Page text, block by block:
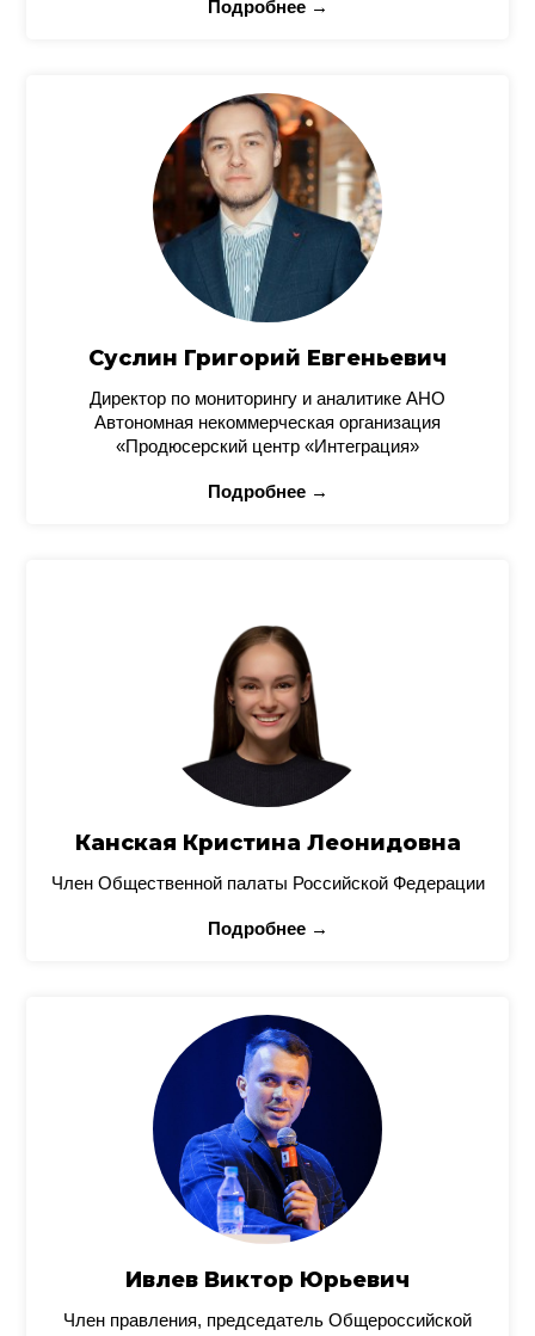
Подробнее →
Суслин Григорий Евгеньевич
Директор по мониторингу и аналитике АНО
Автономная некоммерческая организация
«Продюсерский центр «Интеграция»
Подробнее →
Канская Кристина Леонидовна
Член Общественной палаты Российской Федерации
Подробнее →
Ивлев Виктор Юрьевич
Член правления, председатель Общероссийской